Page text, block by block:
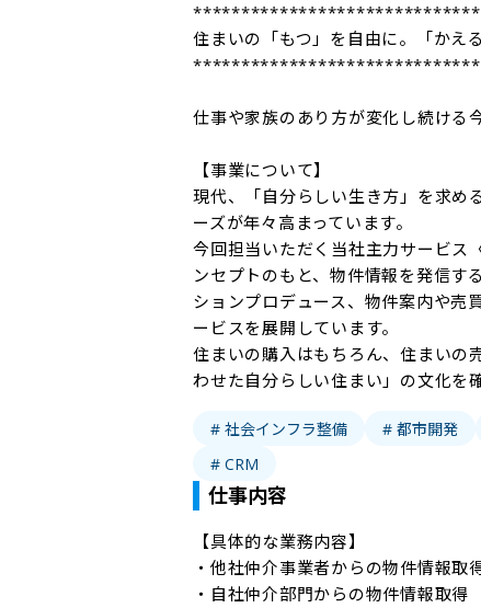
住まいの「もつ」を自由に。「かえ
仕事や家族のあり方が変化し続ける
【事業について】
現代、「自分らしい生き方」を求め
ーズが年々高まっています。
今回担当いただく当社主力サービス
ンセプトのもと、物件情報を発信す
ションプロデュース、物件案内や売
ービスを展開しています。
住まいの購入はもちろん、住まいの
わせた自分らしい住まい」の文化を
# 社会インフラ整備 # 都市開発
# CRM
仕事内容
【具体的な業務内容】
・他社仲介事業者からの物件情報取
・自社仲介部門からの物件情報取得